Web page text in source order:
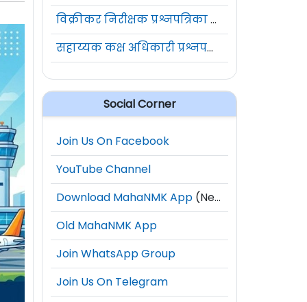
विक्रीकर निरीक्षक प्रश्नपत्रिका संच
सहाय्यक कक्ष अधिकारी प्रश्नपत्रिका संच
Social Corner
Join Us On Facebook
YouTube Channel
Download MahaNMK App (New)
Old MahaNMK App
Join WhatsApp Group
Join Us On Telegram